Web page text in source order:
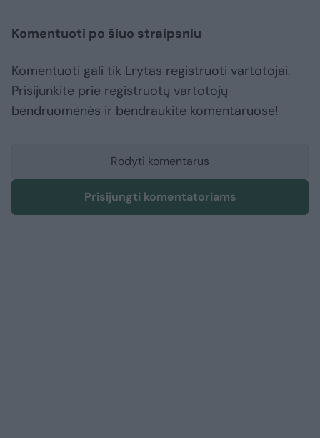
Komentuoti po šiuo straipsniu
Komentuoti gali tik Lrytas registruoti vartotojai.
Prisijunkite prie registruotų vartotojų
bendruomenės ir bendraukite komentaruose!
Rodyti komentarus
Prisijungti komentatoriams